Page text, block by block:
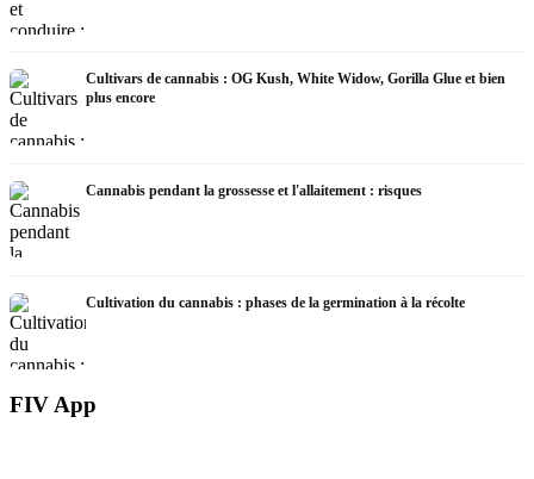
Cultivars de cannabis : OG Kush, White Widow, Gorilla Glue et bien
plus encore
Cannabis pendant la grossesse et l'allaitement : risques
Cultivation du cannabis : phases de la germination à la récolte
FIV App